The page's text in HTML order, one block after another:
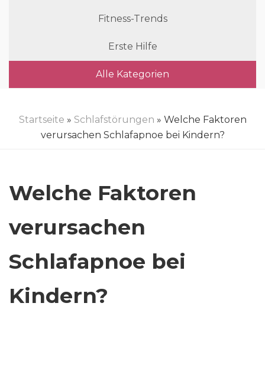
Fitness-Trends
Erste Hilfe
Alle Kategorien
Startseite » Schlafstörungen » Welche Faktoren
verursachen Schlafapnoe bei Kindern?
Welche Faktoren
verursachen
Schlafapnoe bei
Kindern?